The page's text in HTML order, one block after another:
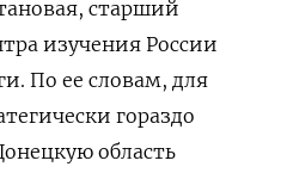
старший
изучения России
По ее словам, для
гораздо
область